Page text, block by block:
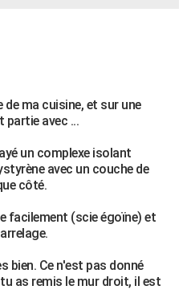
ma cuisine, et sur une
partie avec ...
un complexe isolant
avec un couche de
côté.
facilement (scie égoïne) et
bien. Ce n'est pas donné
as remis le mur droit, il est